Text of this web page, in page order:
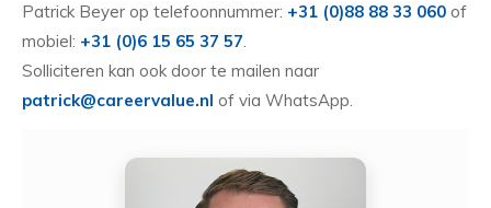
Patrick Beyer op telefoonnummer: +31 (0)88 88 33 060 of
mobiel: +31 (0)6 15 65 37 57.
Solliciteren kan ook door te mailen naar
patrick@careervalue.nl of via WhatsApp.